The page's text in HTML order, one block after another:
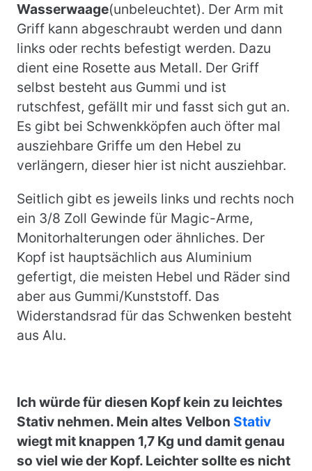
Wasserwaage(unbeleuchtet). Der Arm mit
Griff kann abgeschraubt werden und dann
links oder rechts befestigt werden. Dazu
dient eine Rosette aus Metall. Der Griff
selbst besteht aus Gummi und ist
rutschfest, gefällt mir und fasst sich gut an.
Es gibt bei Schwenkköpfen auch öfter mal
ausziehbare Griffe um den Hebel zu
verlängern, dieser hier ist nicht ausziehbar.
Seitlich gibt es jeweils links und rechts noch
ein 3/8 Zoll Gewinde für Magic-Arme,
Monitorhalterungen oder ähnliches. Der
Kopf ist hauptsächlich aus Aluminium
gefertigt, die meisten Hebel und Räder sind
aber aus Gummi/Kunststoff. Das
Widerstandsrad für das Schwenken besteht
aus Alu.
Ich würde für diesen Kopf kein zu leichtes
Stativ nehmen. Mein altes Velbon Stativ
wiegt mit knappen 1,7 Kg und damit genau
so viel wie der Kopf. Leichter sollte es nicht